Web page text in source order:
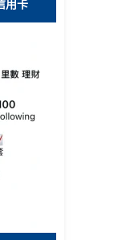
用卡